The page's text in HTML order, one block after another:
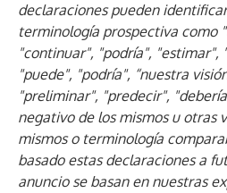
declaraciones pueden
terminología prospectiva como
"continuar", "podría", "estimar",
"puede", "podría", “nuestra
"preliminar", "predecir",
negativo de los mismos u otras
mismos o terminología
basado estas declaraciones a
anuncio se basan en nuestras